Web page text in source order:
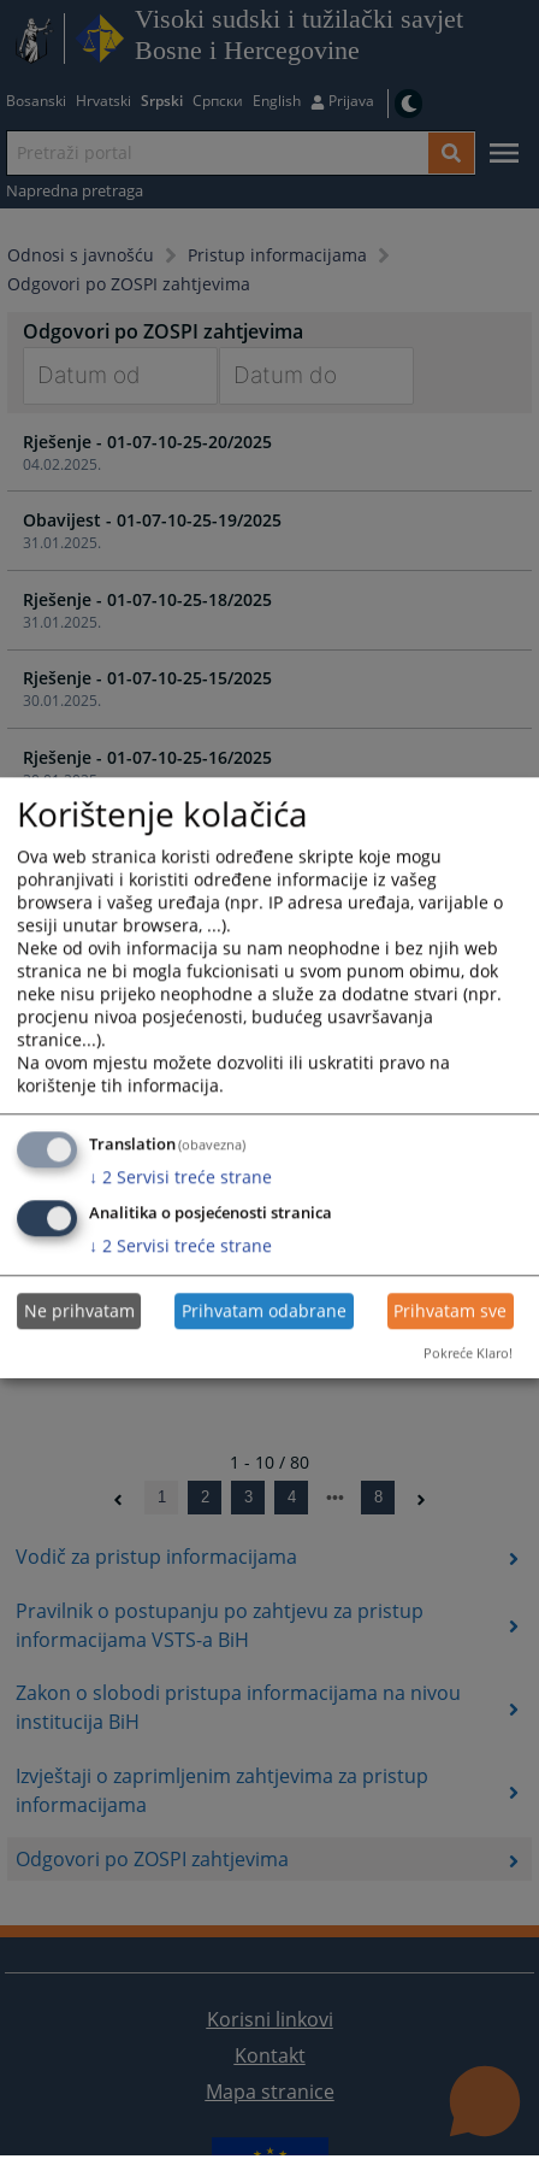
Visoki sudski i tužilački savjet
Bosne i Hercegovine
Bosanski Hrvatski Srpski Српски English Prijava
Napredna pretraga
Odnosi s javnošću
Pristup informacijama
Odgovori po ZOSPI zahtjevima
Vodič za pristup informacijama
Pravilnik o postupanju po zahtjevu za pristup
informacijama VSTS-a BiH
Zakon o slobodi pristupa informacijama na nivou
institucija BiH
Izvještaji o zaprimljenim zahtjevima za pristup
informacijama
Odgovori po ZOSPI zahtjevima
Odgovori po ZOSPI zahtjevima
forward
to
interact
with
the
calendar
and
select
a
date.
Press
the
question
key
get
the
keyboard
shortcuts
for
changing
dates.
forward
interact
with
calendar
and
a
date.
the
question
key
get
the
keyboard
shortcuts
for
changing
dates.
04.02.2025.
Rješenje - 01-07-10-25-20/2025
31.01.2025.
Obavijest - 01-07-10-25-19/2025
31.01.2025.
Rješenje - 01-07-10-25-18/2025
30.01.2025.
Rješenje - 01-07-10-25-15/2025
30.01.2025.
Rješenje - 01-07-10-25-16/2025
27.01.2025.
Rješenje - 01-07-10-25-12/2025
15.01.2025.
Rješenje - 01-07-10-25-5/2025
07.01.2025.
Rješenje - 01-07-10-25-2/2025
30.12.2024.
Rješenje - 01-07-10-51-296/2024
27.12.2024.
Rješenje - 01-07-10-51-295/2024
1 - 10 / 80
1 2 3 4 8
Korisni linkovi
Kontakt
Mapa stranice
Korištenje kolačića
Ova web stranica koristi određene skripte koje mogu
pohranjivati i koristiti određene informacije iz vašeg
browsera i vašeg uređaja (npr. IP adresa uređaja, varijable o
sesiji unutar browsera, ...).
Neke od ovih informacija su nam neophodne i bez njih web
stranica ne bi mogla fukcionisati u svom punom obimu, dok
neke nisu prijeko neophodne a služe za dodatne stvari (npr.
procjenu nivoa posjećenosti, budućeg usavršavanja
stranice...).
Na ovom mjestu možete dozvoliti ili uskratiti pravo na
korištenje tih informacija.
Translation(obavezna)
↓ 2 Servisi treće strane
Analitika o posjećenosti stranica
↓ 2 Servisi treće strane
Ne prihvatam Prihvatam odabrane Prihvatam sve
Pokreće Klaro!